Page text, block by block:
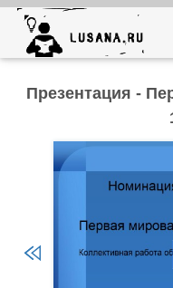
Презентация -